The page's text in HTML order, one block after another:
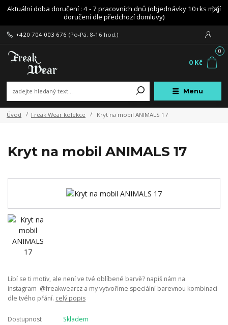
Aktuální doba doručení : 4 - 7 pracovních dnů (objednávky 10+ks mají
doručení dle předchozí domluvy)
Menu
+420 704 003 676 (Po-Pá, 8-16 hod.)
0
0 Kč
Úvod Freak Wear kolekce Kryt na mobil ANIMALS 17
Kryt na mobil ANIMALS 17
Líbí se ti motiv, ale není ve tvé oblíbené barvě? napiš nám na
instagram @freakwearcz a my vytvoříme speciální barevnou kombinaci
dle tvého přání. celý popis
Dostupnost
Skladem